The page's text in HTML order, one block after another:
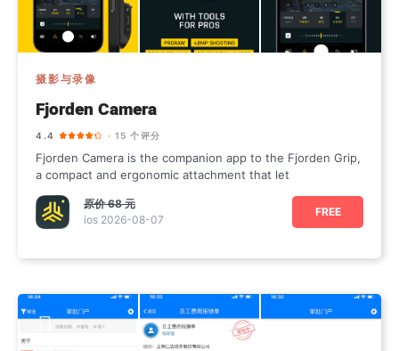
摄影与录像
Fjorden Camera
4.4 · 15 个评分
Fjorden Camera is the companion app to the Fjorden Grip,
a compact and ergonomic attachment that let
原价68 元
ios 2026-08-07
FREE